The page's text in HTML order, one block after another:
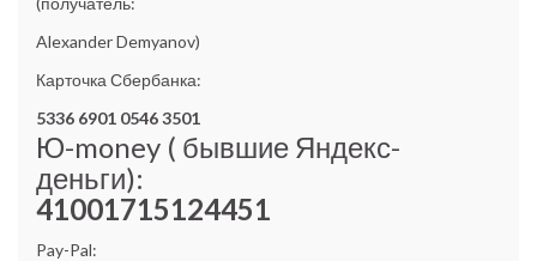
Alexander Demyanov)
Карточка Сбербанка:
5336 6901 0546 3501
Ю-money ( бывшие Яндекс-
деньги):
41001715124451
Pay-Pal: